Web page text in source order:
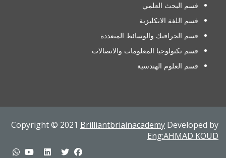
قسم البحث العلمي
قسم اللغة الانكليزية
قسم الجرافيك والوسائط المتعددة
قسم تكنولوجيا المعلومات والاتصالات
قسم العلوم الهندسية
Copyright © 2021 Brilliantbriainacademy Developed by
Eng:AHMAD KOUD